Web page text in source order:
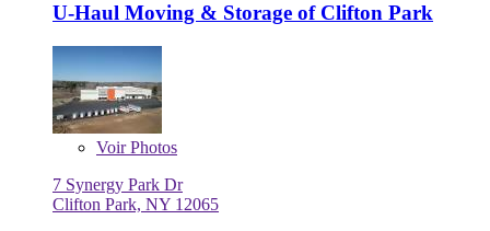
U-Haul Moving & Storage of Clifton Park
VoirPhotos
7 Synergy Park Dr
Clifton Park, NY 12065